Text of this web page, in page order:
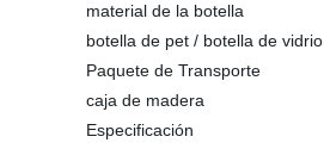
material de la botella
botella de pet / botella de vidrio
Paquete de Transporte
caja de madera
Especificación